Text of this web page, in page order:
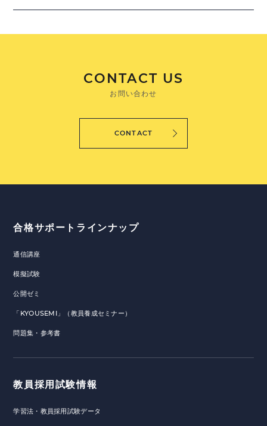
CONTACT US
お問い合わせ
CONTACT
合格サポートラインナップ
通信講座
模擬試験
公開ゼミ
「KYOUSEMI」（教員養成セミナー）
問題集・参考書
教員採用試験情報
学習法・教員採用試験データ